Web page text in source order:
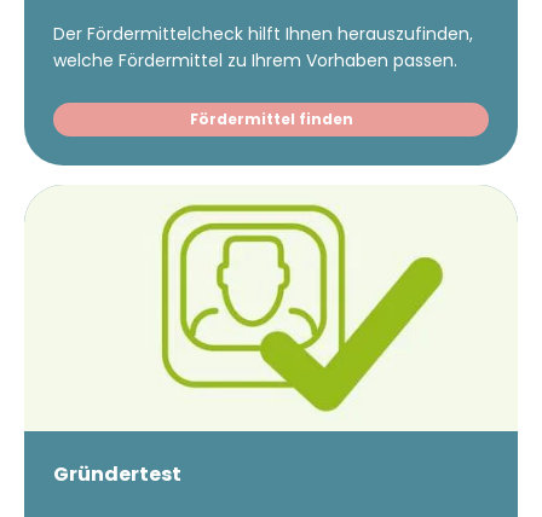
Der Fördermittelcheck hilft Ihnen herauszufinden,
welche Fördermittel zu Ihrem Vorhaben passen.
Fördermittel finden
Gründertest